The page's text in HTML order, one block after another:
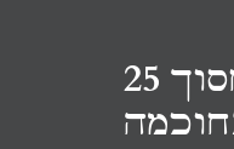
25 הצעות כסף משנות חיים כדי לחסוך